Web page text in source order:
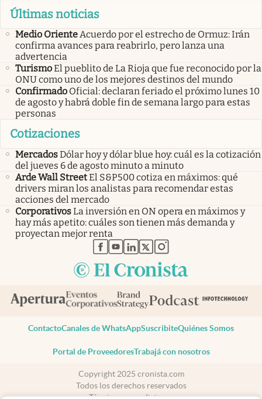
Últimas noticias
Medio OrienteAcuerdo por el estrecho de Ormuz: Irán
confirma avances para reabrirlo, pero lanza una
advertencia
TurismoEl pueblito de La Rioja que fue reconocido por la
ONU como uno de los mejores destinos del mundo
Confirmado Oficial: declaran feriado el próximo lunes 10
de agosto y habrá doble fin de semana largo para estas
personas
Cotizaciones
MercadosDólar hoy y dólar blue hoy: cuál es la cotización
del jueves 6 de agosto minuto a minuto
Arde Wall StreetEl S&P500 cotiza en máximos: qué
drivers miran los analistas para recomendar estas
acciones del mercado
CorporativosLa inversión en ON opera en máximos y
hay más apetito: cuáles son tienen más demanda y
proyectan mejor renta
abre en nueva pestaña
abre en nueva pestaña
abre en nueva pestaña
abre en nueva pestaña
abre en nueva pestaña
ContactoCanales de WhatsAppSuscribiteQuiénes Somos
Portal de ProveedoresTrabajá con nosotros
Copyright 2025 cronista.com
Todos los derechos reservados
Términos y condiciones